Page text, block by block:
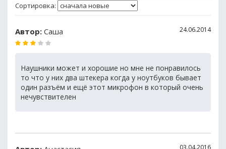
Сортировка:
Автор: Саша 24.06.2014
Наушники может и хорошие но мне не понравилось
то что у них два штекера когда у ноутбуков бывает
один разъём и ещё этот микрофон в который очень
нечувствителен
03.04.2016